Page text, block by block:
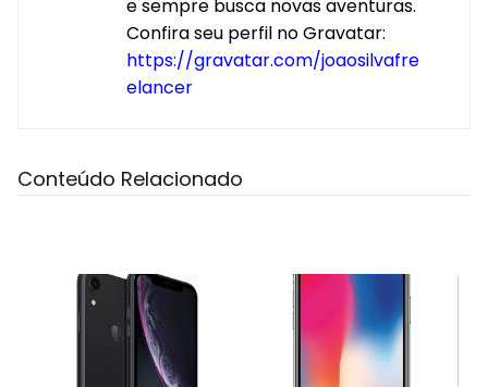
e sempre busca novas aventuras.
Confira seu perfil no Gravatar:
https://gravatar.com/joaosilvafre
elancer
Conteúdo Relacionado